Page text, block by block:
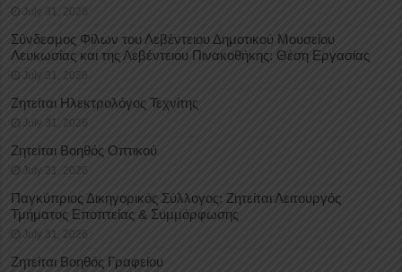
July 31, 2026
Σύνδεσμος Φίλων του Λεβέντειου Δημοτικού Μουσείου
Λευκωσίας και της Λεβέντειου Πινακοθήκης: Θέση Εργασίας
July 31, 2026
Ζητείται Ηλεκτρολόγος Τεχνίτης
July 31, 2026
Ζητείται Βοηθός Οπτικού
July 31, 2026
Παγκύπριος Δικηγορικός Σύλλογος: Ζητείται Λειτουργός
Τμήματος Εποπτείας & Συμμόρφωσης
July 31, 2026
Ζητείται Βοηθός Γραφείου